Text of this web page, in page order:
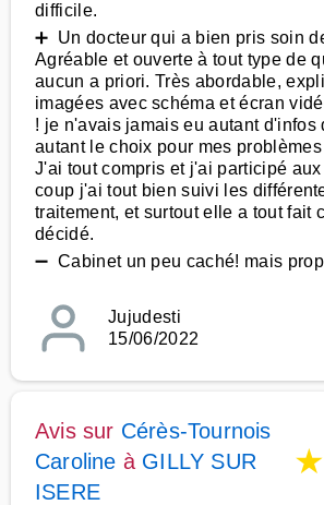
difficile.
➕ Un docteur qui a bien pris soin
Agréable et ouverte à tout type de
aucun a priori. Très abordable,
imagées avec schéma et écran
! je n'avais jamais eu autant d'infos
autant le choix pour mes
J'ai tout compris et j'ai participé
coup j'ai tout bien suivi les
traitement, et surtout elle a tout fait
décidé.
➖ Cabinet un peu caché! mais
Jujudesti
15/06/2022
Avis sur Cérès-Tournois
Caroline à GILLY SUR
ISERE
★